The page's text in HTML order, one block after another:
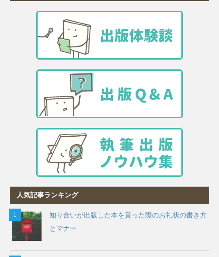
人気記事ランキング
知り合いが出版した本を貰った際のお礼状の書き方
とマナー